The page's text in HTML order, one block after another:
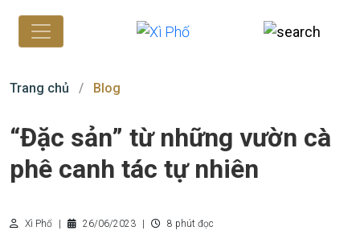
Trang chủ Blog
“Đặc sản” từ những vườn cà
phê canh tác tự nhiên
Xì Phố 26/06/2023 8 phút đọc